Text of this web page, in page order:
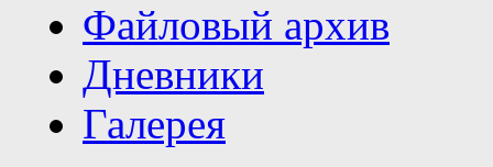
Файловый архив
Дневники
Галерея